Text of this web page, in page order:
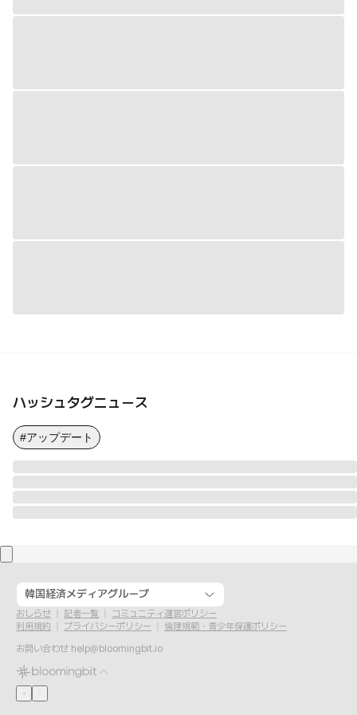
ハッシュタグニュース
#アップデート
韓国経済メディアグループ
おしらせ 記者一覧
コミュニティ運営ポリシー
利用規約
プライバシーポリシー
倫理規範・青少年保護ポリシー
お問い合わせ help@bloomingbit.io